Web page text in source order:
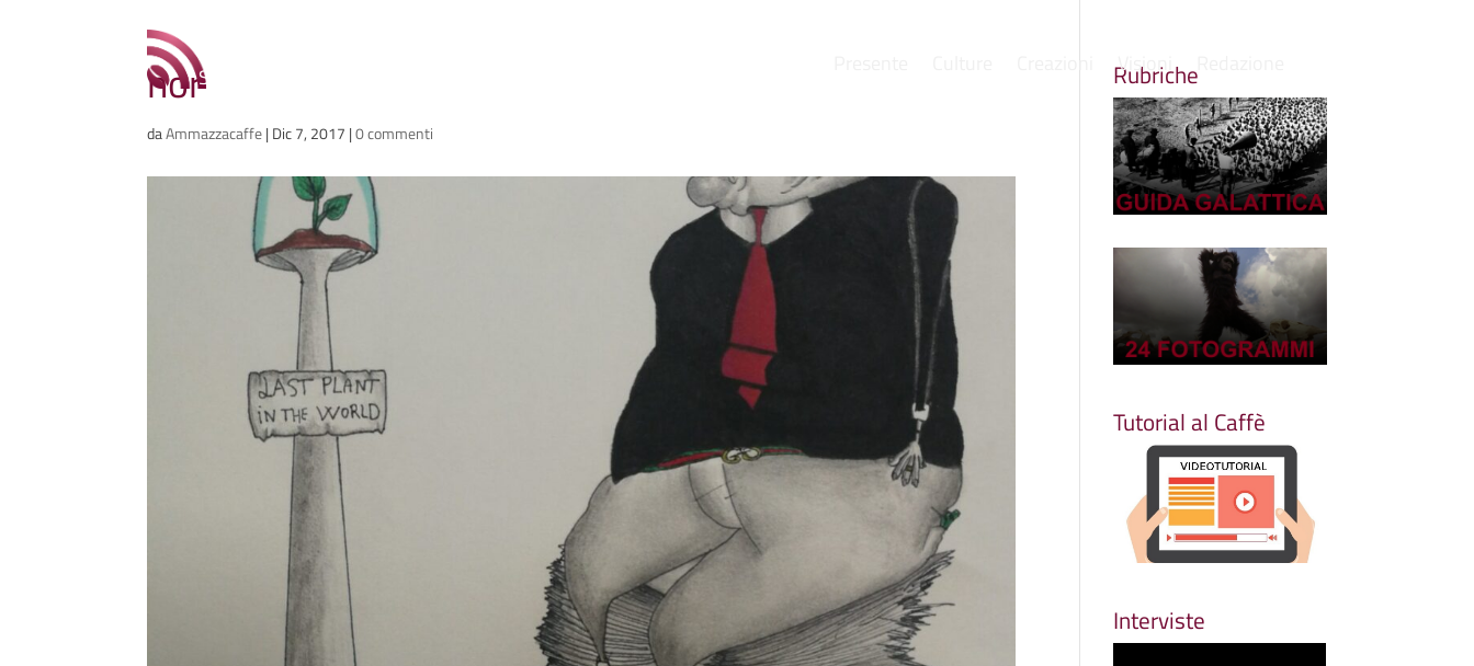
Ammazzacaffè
Scriviamo cose, intervistiamo gente Visioni
nor
daAmmazzacaffe|Dic 7, 2017 |0 commenti
Rubriche
Tutorial al Caffè
Interviste